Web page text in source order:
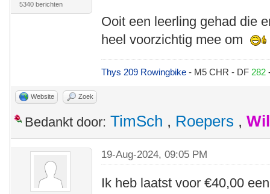
5340 berichten
Ooit een leerling gehad die
heel voorzichtig mee om
Thys 209 Rowingbike- M5 CHR - DF 282
Website Zoek
Bedankt door: TimSch , Roepers ,
19-Aug-2024, 09:05 PM
Ik heb laatst voor €40,00